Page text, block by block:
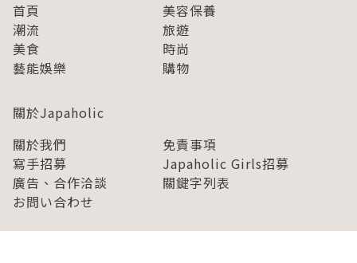
首頁
美容保養
潮流
旅遊
美食
時尚
藝能娛樂
購物
關於Japaholic
關於我們
免責事項
寫手招募
Japaholic Girls招募
廣告、合作洽談
關鍵字列表
お問い合わせ